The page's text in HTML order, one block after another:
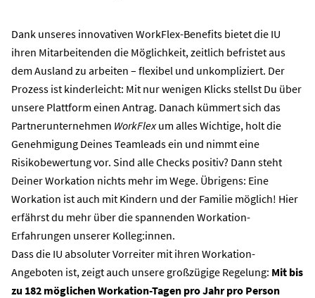
Dank unseres innovativen WorkFlex-Benefits bietet die IU
ihren Mitarbeitenden die Möglichkeit, zeitlich befristet aus
dem Ausland zu arbeiten – flexibel und unkompliziert. Der
Prozess ist kinderleicht: Mit nur wenigen Klicks stellst Du über
unsere Plattform einen Antrag. Danach kümmert sich das
Partnerunternehmen WorkFlexum alles Wichtige, holt die
Genehmigung Deines Teamleads ein und nimmt eine
Risikobewertung vor. Sind alle Checks positiv? Dann steht
Deiner Workation nichts mehr im Wege. Übrigens: Eine
Workation ist auch mit Kindern und der Familie möglich! Hier
erfährst du mehr über die spannenden Workation-
Erfahrungen unserer Kolleg:innen.
Dass die IU absoluter Vorreiter mit ihren Workation-
Angeboten ist, zeigt auch unsere großzügige Regelung: Mit bis
zu 182 möglichen Workation-Tagen pro Jahr pro Person